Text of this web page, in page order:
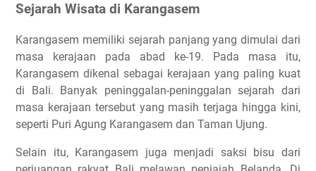
Sejarah Wisata di Karangasem
Karangasem memiliki sejarah panjang yang dimulai dari
masa kerajaan pada abad ke-19. Pada masa itu,
Karangasem dikenal sebagai kerajaan yang paling kuat
di Bali. Banyak peninggalan-peninggalan sejarah dari
masa kerajaan tersebut yang masih terjaga hingga kini,
seperti Puri Agung Karangasem dan Taman Ujung.
Selain itu, Karangasem juga menjadi saksi bisu dari